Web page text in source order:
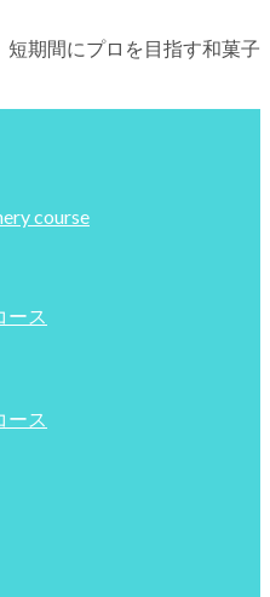
期間にプロを目指す和菓子
course
ース
ース